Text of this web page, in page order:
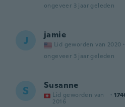
ongeveer 3 jaar geleden
J jamie
Lid geworden van 2020 ·
ongeveer 3 jaar geleden
S Susanne
Lid geworden van
2016
·